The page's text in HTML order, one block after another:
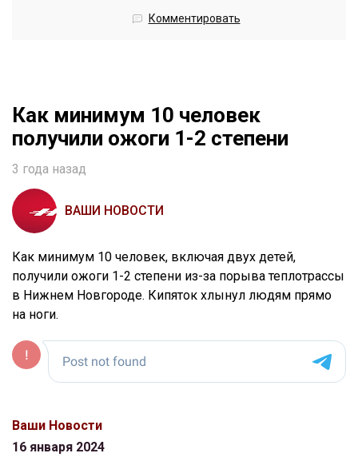
Комментировать
Как минимум 10 человек
получили ожоги 1-2 степени
3 года назад
ВАШИ НОВОСТИ
Как минимум 10 человек, включая двух детей,
получили ожоги 1-2 степени из-за порыва теплотрассы
в Нижнем Новгороде. Кипяток хлынул людям прямо
на ноги.
Ваши Новости
16 января 2024